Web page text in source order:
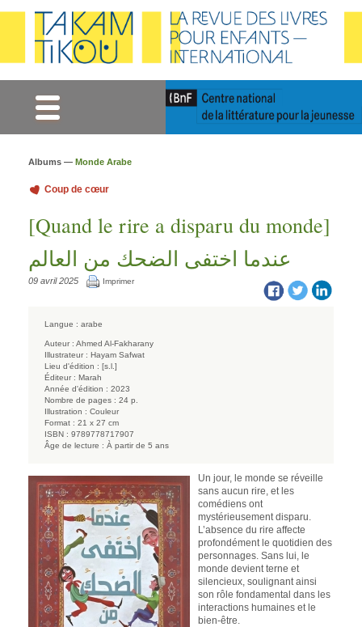
Albums — Monde Arabe
Coup de cœur
[Quand le rire a disparu du monde]
عندما اختفى الضحك من العالم
09 avril 2025 Imprimer
Langue : arabe
Auteur : Ahmed Al-Fakharany
Illustrateur : Hayam Safwat
Lieu d'édition : [s.l.]
Éditeur : Marah
Année d'édition : 2023
Nombre de pages : 24 p.
Illustration : Couleur
Format : 21 x 27 cm
ISBN : 9789778717907
Âge de lecture : À partir de 5 ans
Un jour, le monde se réveille
sans aucun rire, et les
comédiens ont
mystérieusement disparu.
L’absence du rire affecte
profondément le quotidien des
personnages. Sans lui, le
monde devient terne et
silencieux, soulignant ainsi
son rôle fondamental dans les
interactions humaines et le
bien-être.